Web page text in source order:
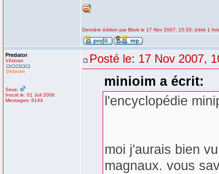
Dernière édition par Blork le 17 Nov 2007, 15:33; édité 1 fois
Predator
Vétéran
Sexe:
Inscrit le: 01 Juil 2006
Messages: 6144
Posté le: 17 Nov 2007,
minioim a écrit:
l'encyclopédie
moi j'aurais bien
magnaux. vous